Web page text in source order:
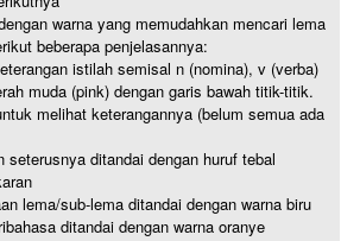
warna yang memudahkan mencari lema
beberapa penjelasannya:
istilah semisal n (nomina), v (verba)
muda (pink) dengan garis bawah titik-titik.
melihat keterangannya (belum semua ada
seterusnya ditandai dengan huruf tebal
lema/sub-lema ditandai dengan warna biru
ditandai dengan warna oranye